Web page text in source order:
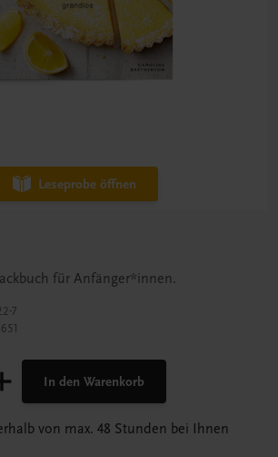
Leseprobe öffnen
für Anfänger*innen.
7
In den Warenkorb
von max. 48 Stunden bei Ihnen